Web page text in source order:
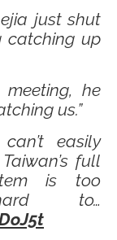
just shut
catching up
meeting, he
us.”
easily
full
is too
to…